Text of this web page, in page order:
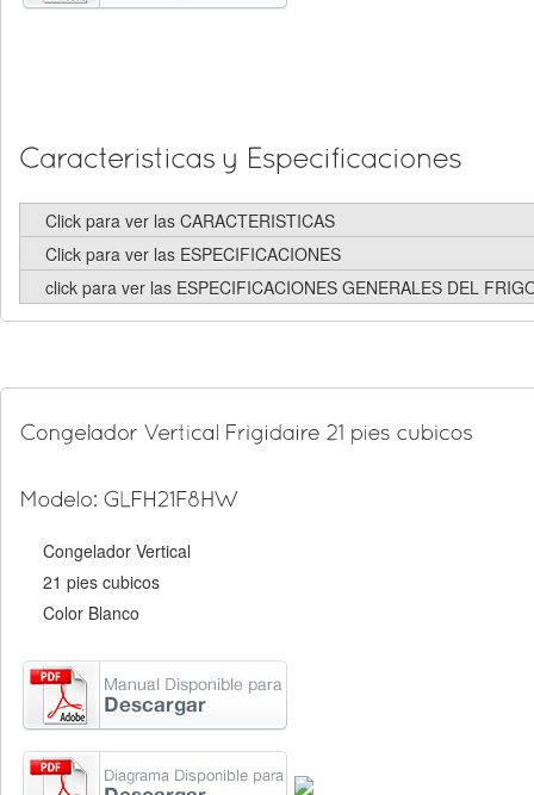
Click para ver las CARACTERISTICAS
Click para ver las ESPECIFICACIONES
click para ver las ESPECIFICACIONES GENERALES DEL
Congelador Vertical
21 pies cubicos
Color Blanco